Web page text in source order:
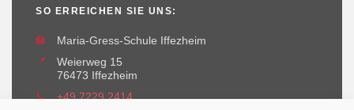
SO ERREICHEN SIE UNS:
🏫
Maria-Gress-Schule Iffezheim
📍
Weierweg 15
76473 Iffezheim
📞
+49 7229 2414